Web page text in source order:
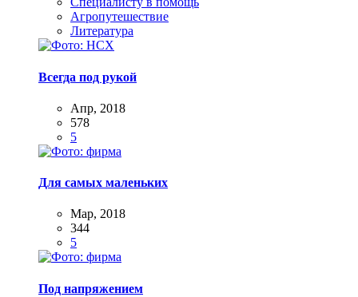
Агропутешествие
Литература
Всегда под рукой
Апр, 2018
578
5
Для самых маленьких
Мар, 2018
344
5
Под напряжением